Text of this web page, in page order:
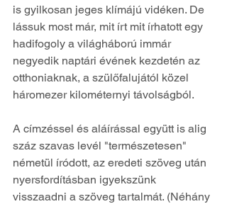
is gyilkosan jeges klímájú vidéken. De
lássuk most már, mit írt mit írhatott egy
hadifogoly a világháború immár
negyedik naptári évének kezdetén az
otthoniaknak, a szülőfalujától közel
háromezer kilométernyi távolságból.
A címzéssel és aláírással együtt is alig
száz szavas levél "természetesen"
németül íródott, az eredeti szöveg után
nyersfordításban igyekszünk
visszaadni a szöveg tartalmát. (Néhány